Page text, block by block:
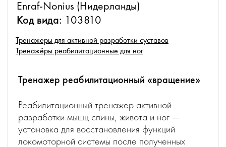
Enraf-Nonius (Нидерланды)
Код вида: 103810
Тренажеры для активной разработки суставов
Тренажёры реабилитационные для ног
Тренажер реабилитационный «вращение»
Реабилитационный тренажер активной
разработки мышц спины, живота и ног —
установка для восстановления функций
локомоторной системы после полученных